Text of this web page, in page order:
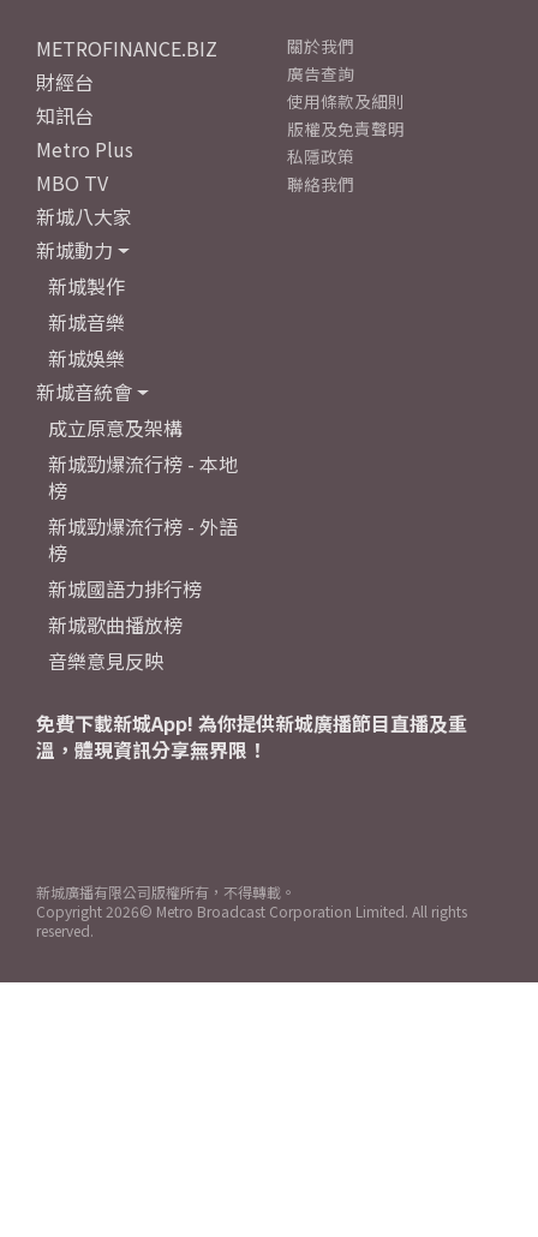
METROFINANCE.BIZ
財經台
知訊台
Metro Plus
MBO TV
新城八大家
新城動力
新城製作
新城音樂
新城娛樂
新城音統會
成立原意及架構
新城勁爆流行榜 - 本地
榜
新城勁爆流行榜 - 外語
榜
新城國語力排行榜
新城歌曲播放榜
音樂意見反映
關於我們
廣告查詢
使用條款及細則
版權及免責聲明
私隱政策
聯絡我們
免費下載新城App! 為你提供新城廣播節目直播及重
溫，體現資訊分享無界限！
新城廣播有限公司版權所有，不得轉載。
Copyright 2026© Metro Broadcast Corporation Limited. All rights
reserved.